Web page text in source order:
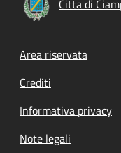
Citta di
Footer
Area riservata
Crediti
Informativa privacy
Note legali